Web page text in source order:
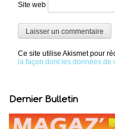
Site web
Ce site utilise Akismet pour
la façon dont les données
Dernier Bulletin